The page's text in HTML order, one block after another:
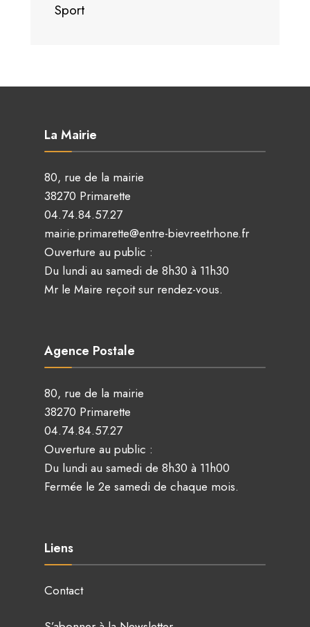
Sport
La Mairie
80, rue de la mairie
38270 Primarette
04.74.84.57.27
mairie.primarette@entre-bievreetrhone.fr
Ouverture au public :
Du lundi au samedi de 8h30 à 11h30
Mr le Maire reçoit sur rendez-vous.
Agence Postale
80, rue de la mairie
38270 Primarette
04.74.84.57.27
Ouverture au public :
Du lundi au samedi de 8h30 à 11h00
Fermée le 2e samedi de chaque mois.
Liens
Contact